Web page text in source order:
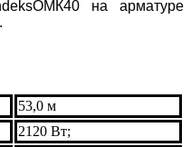
на арматуре
53,0 м
2120 Вт;